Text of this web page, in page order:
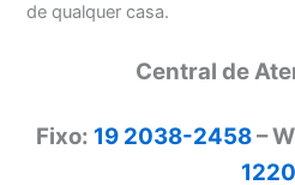
de qualquer casa.
Central de
Fixo: 19 2038-2458–
1220